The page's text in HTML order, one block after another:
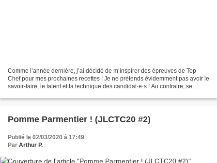
Comme l’année dernière, j’ai décidé de m’inspirer des épreuves de Top
Chef pour mes prochaines recettes ! Je ne prétends évidemment pas avoir le
savoir-faire, le talent et la technique des candidat·e·s ! Au contraire, se
Pomme Parmentier ! (JLCTC20 #2)
Publié le 02/03/2020 à 17:49
Par Arthur P.